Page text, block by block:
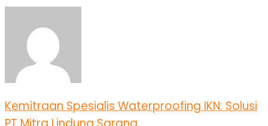
Kemitraan Spesialis Waterproofing IKN: Solusi